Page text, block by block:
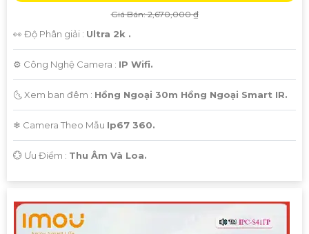
Giá Bán: 2,670,000 ₫
👀 Độ Phân giải : Ultra 2k .
⚙ Công Nghệ Camera : IP Wifi.
🌜 Xem ban đêm : Hồng Ngoại 30m Hồng Ngoại Smart IR.
❄ Camera Theo Mẫu Ip67 360.
️💮 Ưu Điểm : Thu Âm Và Loa.